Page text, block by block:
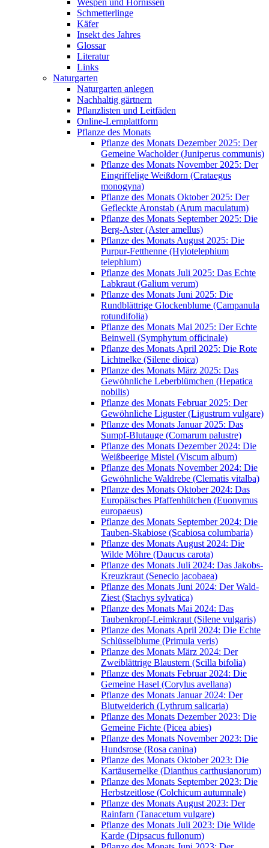
Wespen und Hornissen
Schmetterlinge
Käfer
Insekt des Jahres
Glossar
Literatur
Links
Naturgarten
Naturgarten anlegen
Nachhaltig gärtnern
Pflanzlisten und Leitfäden
Online-Lernplattform
Pflanze des Monats
Pflanze des Monats Dezember 2025: Der
Gemeine Wacholder (Juniperus communis)
Pflanze des Monats November 2025: Der
Eingriffelige Weißdorn (Crataegus
monogyna)
Pflanze des Monats Oktober 2025: Der
Gefleckte Aronstab (Arum maculatum)
Pflanze des Monats September 2025: Die
Berg-Aster (Aster amellus)
Pflanze des Monats August 2025: Die
Purpur-Fetthenne (Hylotelephium
telephium)
Pflanze des Monats Juli 2025: Das Echte
Labkraut (Galium verum)
Pflanze des Monats Juni 2025: Die
Rundblättrige Glockenblume (Campanula
rotundifolia)
Pflanze des Monats Mai 2025: Der Echte
Beinwell (Symphytum officinale)
Pflanze des Monats April 2025: Die Rote
Lichtnelke (Silene dioica)
Pflanze des Monats März 2025: Das
Gewöhnliche Leberblümchen (Hepatica
nobilis)
Pflanze des Monats Februar 2025: Der
Gewöhnliche Liguster (Ligustrum vulgare)
Pflanze des Monats Januar 2025: Das
Sumpf-Blutauge (Comarum palustre)
Pflanze des Monats Dezember 2024: Die
Weißbeerige Mistel (Viscum album)
Pflanze des Monats November 2024: Die
Gewöhnliche Waldrebe (Clematis vitalba)
Pflanze des Monats Oktober 2024: Das
Europäisches Pfaffenhütchen (Euonymus
europaeus)
Pflanze des Monats September 2024: Die
Tauben-Skabiose (Scabiosa columbaria)
Pflanze des Monats August 2024: Die
Wilde Möhre (Daucus carota)
Pflanze des Monats Juli 2024: Das Jakobs-
Kreuzkraut (Senecio jacobaea)
Pflanze des Monats Juni 2024: Der Wald-
Ziest (Stachys sylvatica)
Pflanze des Monats Mai 2024: Das
Taubenkropf-Leimkraut (Silene vulgaris)
Pflanze des Monats April 2024: Die Echte
Schlüsselblume (Primula veris)
Pflanze des Monats März 2024: Der
Zweiblättrige Blaustern (Scilla bifolia)
Pflanze des Monats Februar 2024: Die
Gemeine Hasel (Corylus avellana)
Pflanze des Monats Januar 2024: Der
Blutweiderich (Lythrum salicaria)
Pflanze des Monats Dezember 2023: Die
Gemeine Fichte (Picea abies)
Pflanze des Monats November 2023: Die
Hundsrose (Rosa canina)
Pflanze des Monats Oktober 2023: Die
Kartäusernelke (Dianthus carthusianorum)
Pflanze des Monats September 2023: Die
Herbstzeitlose (Colchicum autumnale)
Pflanze des Monats August 2023: Der
Rainfarn (Tanacetum vulgare)
Pflanze des Monats Juli 2023: Die Wilde
Karde (Dipsacus fullonum)